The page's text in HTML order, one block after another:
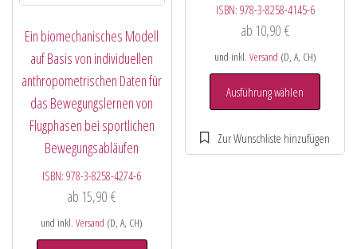
Ein biomechanisches Modell
auf Basis von individuellen
anthropometrischen Daten für
das Bewegungslernen von
Flugphasen bei sportlichen
Bewegungsabläufen
ISBN:978-3-8258-4274-6
ab 15,90€
und inkl.Versand (D, A, CH)
ISBN: 978-3-8258-4145-6
ab 10,90 €
und inkl. Versand (D, A, CH)
Ausführung wählen